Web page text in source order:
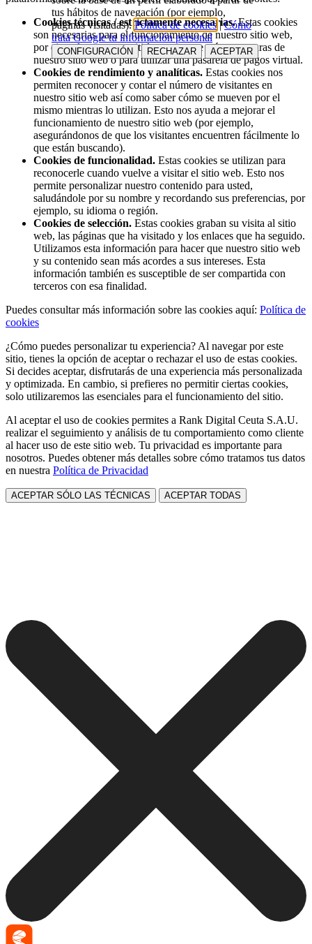
Cookies técnicas / estrictamente necesarias.Estas cookies
son necesarias para el funcionamiento de nuestro sitio web,
por ejemplo, para permitirle conectarse a áreas seguras de
nuestro sitio web o para utilizar una pasarela de pagos virtual.
Cookies de rendimiento y analíticas. Estas cookies nos
permiten reconocer y contar el número de visitantes en
nuestro sitio web así como saber cómo se mueven por el
mismo mientras lo utilizan. Esto nos ayuda a mejorar el
funcionamiento de nuestro sitio web (por ejemplo,
asegurándonos de que los visitantes encuentren fácilmente lo
que están buscando).
Cookies de funcionalidad. Estas cookies se utilizan para
reconocerle cuando vuelve a visitar el sitio web. Esto nos
permite personalizar nuestro contenido para usted,
saludándole por su nombre y recordando sus preferencias, por
ejemplo, su idioma o región.
Cookies de selección. Estas cookies graban su visita al sitio
web, las páginas que ha visitado y los enlaces que ha seguido.
Utilizamos esta información para hacer que nuestro sitio web
y su contenido sean más acordes a sus intereses. Esta
información también es susceptible de ser compartida con
terceros con esa finalidad.
Puedes consultar más información sobre las cookies aquí: Política de
cookies
¿Cómo puedes personalizar tu experiencia? Al navegar por este
sitio, tienes la opción de aceptar o rechazar el uso de estas cookies.
Si decides aceptar, disfrutarás de una experiencia más personalizada
y optimizada. En cambio, si prefieres no permitir ciertas cookies,
solo utilizaremos las esenciales para el funcionamiento del sitio.
Al aceptar el uso de cookies permites a Rank Digital Ceuta S.A.U.
realizar el seguimiento y análisis de tu comportamiento como cliente
al hacer uso de este sitio web. Tu privacidad es importante para
nosotros. Puedes obtener más detalles sobre cómo tratamos tus datos
en nuestra Política de Privacidad
ACEPTAR SÓLO LAS TÉCNICAS ACEPTAR TODAS
tus hábitos de navegación (por ejemplo,
páginas visitadas).Política de cookies|Cómo
trata Google tu información personal
CONFIGURACIÓN RECHAZAR ACEPTAR